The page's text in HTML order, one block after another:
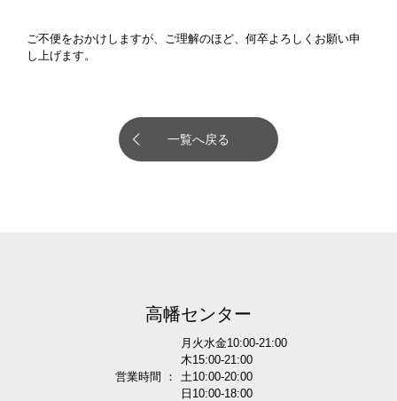
ご不便をおかけしますが、ご理解のほど、何卒よろしくお願い申
し上げます。
一覧へ戻る
高幡センター
営業時間 ：
月火水金10:00-21:00
木15:00-21:00
土10:00-20:00
日10:00-18:00